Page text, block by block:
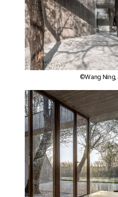
©Wang Ning,